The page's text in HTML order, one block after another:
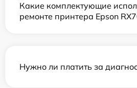
Какие комплектующие
ремонте принтера Epson
Нужно ли платить за